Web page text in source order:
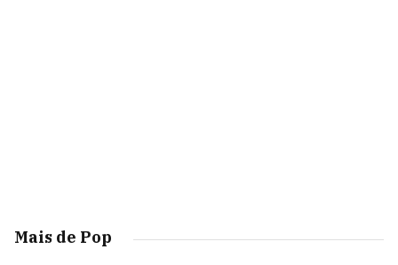
Mais de Pop